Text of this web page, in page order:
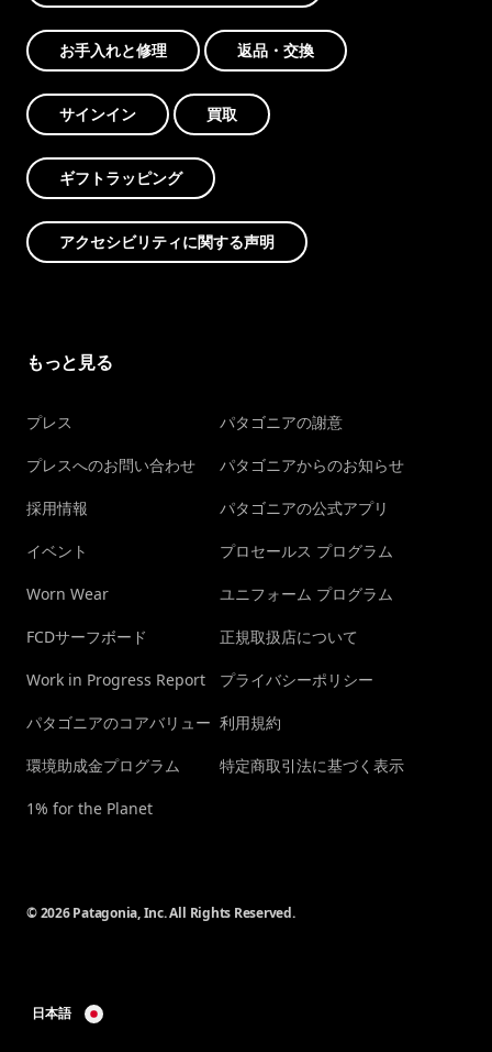
お手入れと修理 返品・交換
サインイン 買取
ギフトラッピング
アクセシビリティに関する声明
もっと見る
プレス
プレスへのお問い合わせ
採用情報
イベント
Worn Wear
FCDサーフボード
Work in Progress Report
パタゴニアのコアバリュー
環境助成金プログラム
1% for the Planet
パタゴニアの謝意
パタゴニアからのお知らせ
パタゴニアの公式アプリ
プロセールス プログラム
ユニフォーム プログラム
正規取扱店について
プライバシーポリシー
利用規約
特定商取引法に基づく表示
© 2026 Patagonia, Inc. All Rights Reserved.
日本語